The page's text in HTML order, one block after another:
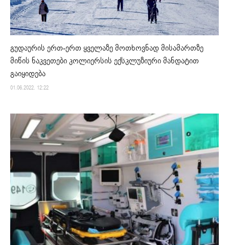
გუდაურის ერთ-ერთ ყველაზე მოთხოვნად მისამართზე
მიწის ნაკვეთები კოლიერსის ექსკლუზიური მანდატით
გაიყიდება
01.06.2022. 12:22